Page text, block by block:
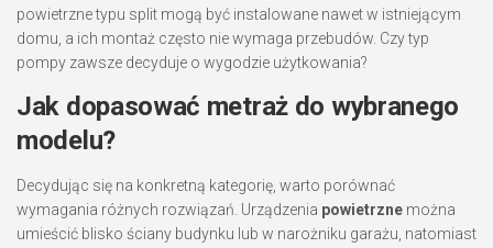
powietrzne typu split mogą być instalowane nawet w istniejącym
domu, a ich montaż często nie wymaga przebudów. Czy typ
pompy zawsze decyduje o wygodzie użytkowania?
Jak dopasować metraż do wybranego
modelu?
Decydując się na konkretną kategorię, warto porównać
wymagania różnych rozwiązań. Urządzenia powietrzne można
umieścić blisko ściany budynku lub w narożniku garażu, natomiast